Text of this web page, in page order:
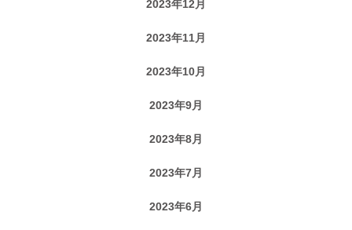
2023年12月
2023年11月
2023年10月
2023年9月
2023年8月
2023年7月
2023年6月